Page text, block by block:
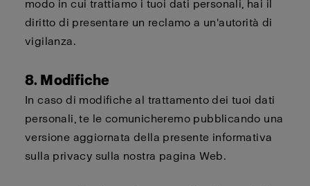
modo in cui trattiamo i tuoi dati personali, hai il
diritto di presentare un reclamo a un'autorità di
vigilanza.
8. Modifiche
In caso di modifiche al trattamento dei tuoi dati
personali, te le comunicheremo pubblicando una
versione aggiornata della presente informativa
sulla privacy sulla nostra pagina Web.